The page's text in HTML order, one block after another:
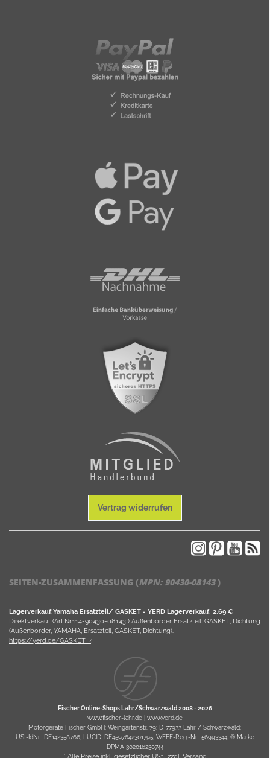
Vertrag widerrufen
SEITEN-ZUSAMMENFASSUNG (MPN: 90430-08143)
Lagerverkauf:Yamaha Ersatzteil/ GASKET - YERD Lagerverkauf, 2,69 €
Direktverkauf (Art.Nr.114-90430-08143 ) Außenborder Ersatzteil: GASKET, Dichtung
(Außenborder, YAMAHA, Ersatzteil, GASKET, Dichtung).
https://yerd.de/GASKET_4
Fischer Online-Shops Lahr/Schwarzwald 2008 -2026
www.fischer-lahr.de| www.yerd.de
Motorgeräte Fischer GmbH; Weingartenstr. 79; D-77933 Lahr / Schwarzwald;
USt-IdNr.: DE142358766; LUCID: DE4597642301795; WEEE-Reg.-Nr.: 56993344, ® Marke
DPMA 302016230744